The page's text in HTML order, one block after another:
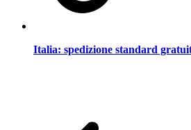
Italia: spedizione standard